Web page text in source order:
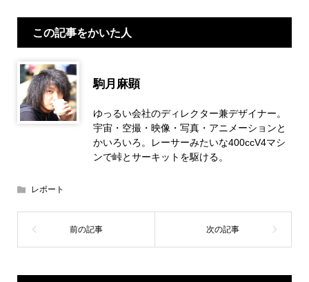
この記事をかいた人
駒月麻顕
ゆっるい会社のディレクター兼デザイナー。
宇宙・空撮・映像・写真・アニメーションと
かいろいろ。レーサーみたいな400ccV4マシ
ンで峠とサーキットを駆ける。
レポート